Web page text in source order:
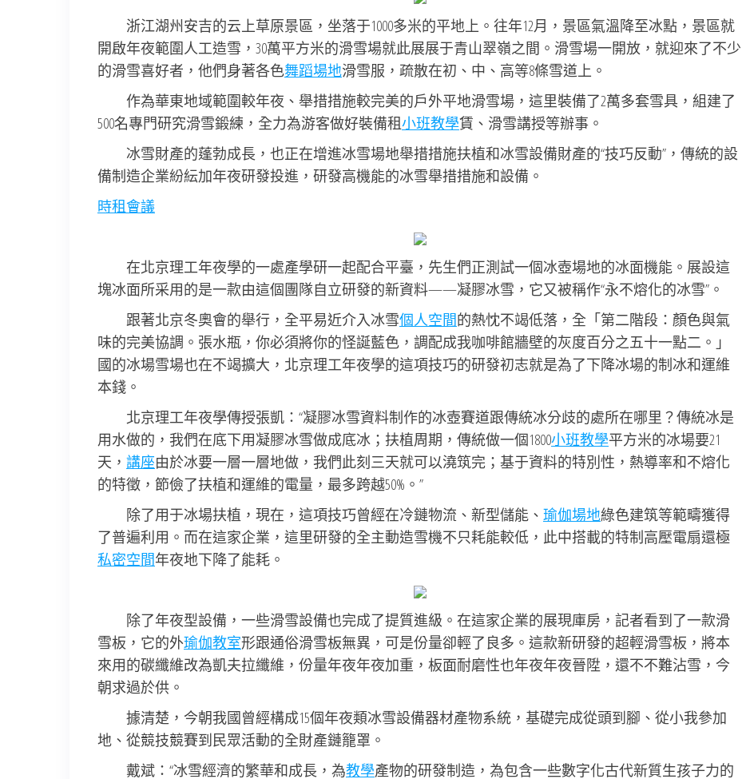
浙江湖州安吉的云上草原景區，坐落于1000多米的平地上。往年12月，景區氣溫降至冰點，景區就
開啟年夜範圍人工造雪，30萬平方米的滑雪場就此展展于青山翠嶺之間。滑雪場一開放，就迎來了不少
的滑雪喜好者，他們身著各色舞蹈場地滑雪服，疏散在初、中、高等8條雪道上。
作為華東地域範圍較年夜、舉措措施較完美的戶外平地滑雪場，這里裝備了2萬多套雪具，組建了
500名專門研究滑雪鍛練，全力為游客做好裝備租小班教學賃、滑雪講授等辦事。
冰雪財產的蓬勃成長，也正在增進冰雪場地舉措措施扶植和冰雪設備財產的“技巧反動”，傳統的設
備制造企業紛紜加年夜研發投進，研發高機能的冰雪舉措措施和設備。
時租會議
在北京理工年夜學的一處產學研一起配合平臺，先生們正測試一個冰壺場地的冰面機能。展設這
塊冰面所采用的是一款由這個團隊自立研發的新資料——凝膠冰雪，它又被稱作“永不熔化的冰雪”。
跟著北京冬奧會的舉行，全平易近介入冰雪個人空間的熱忱不竭低落，全「第二階段：顏色與氣
味的完美協調。張水瓶，你必須將你的怪誕藍色，調配成我咖啡館牆壁的灰度百分之五十一點二。」
國的冰場雪場也在不竭擴大，北京理工年夜學的這項技巧的研發初志就是為了下降冰場的制冰和運維
本錢。
北京理工年夜學傳授張凱：“凝膠冰雪資料制作的冰壺賽道跟傳統冰分歧的處所在哪里？傳統冰是
用水做的，我們在底下用凝膠冰雪做成底冰；扶植周期，傳統做一個1800小班教學平方米的冰場要21
天， 講座由於冰要一層一層地做，我們此刻三天就可以澆筑完；基于資料的特別性，熱導率和不熔化
的特徵，節儉了扶植和運維的電量，最多跨越50%。”
除了用于冰場扶植，現在，這項技巧曾經在冷鏈物流、新型儲能、 瑜伽場地綠色建筑等範疇獲得
了普遍利用。而在這家企業，這里研發的全主動造雪機不只耗能較低，此中搭載的特制高壓電扇還極
私密空間年夜地下降了能耗。
除了年夜型設備，一些滑雪設備也完成了提質進級。在這家企業的展現庫房，記者看到了一款滑
雪板，它的外瑜伽教室形跟通俗滑雪板無異，可是份量卻輕了良多。這款新研發的超輕滑雪板，將本
來用的碳纖維改為凱夫拉纖維，份量年夜年夜加重，板面耐磨性也年夜年夜晉陞，還不不難沾雪，今
朝求過於供。
據清楚，今朝我國曾經構成15個年夜類冰雪設備器材產物系統，基礎完成從頭到腳、從小我參加
地、從競技競賽到民眾活動的全財產鏈籠罩。
戴斌：“冰雪經濟的繁華和成長，為教學產物的研發制造，為包含一些數字化古代新質生孩子力的